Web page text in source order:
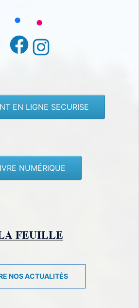
Facebook
Instagram
EN LIGNE SECURISE
NUMÉRIQUE
FEUILLE
NOS ACTUALITÉS